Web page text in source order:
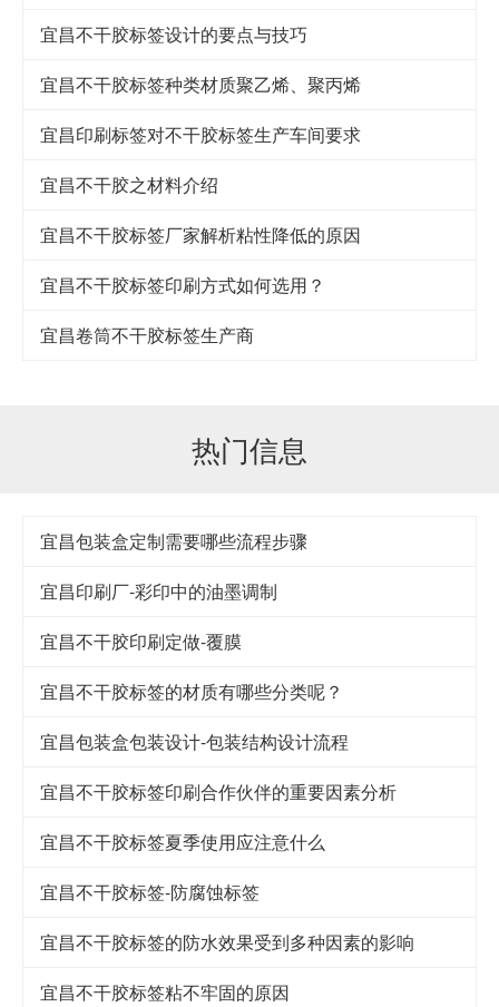
宜昌不干胶标签设计的要点与技巧
宜昌​不干胶标签种类材质聚乙烯、聚丙烯
宜昌印刷标签对不干胶标签生产车间要求
宜昌不干胶之材料介绍
宜昌不干胶标签厂家解析粘性降低的原因
宜昌不干胶标签印刷方式如何选用？
宜昌卷筒不干胶标签生产商
热门信息
宜昌包装盒定制需要哪些流程步骤
宜昌印刷厂-彩印中的油墨调制
宜昌不干胶印刷定做-覆膜
宜昌不干胶标签的材质有哪些分类呢？
宜昌包装盒包装设计-包装结构设计流程
宜昌不干胶标签印刷合作伙伴的重要因素分析
宜昌不干胶标签夏季使用应注意什么
宜昌不干胶标签-防腐蚀标签
宜昌不干胶标签的防水效果受到多种因素的影响
宜昌不干胶标签粘不牢固的原因